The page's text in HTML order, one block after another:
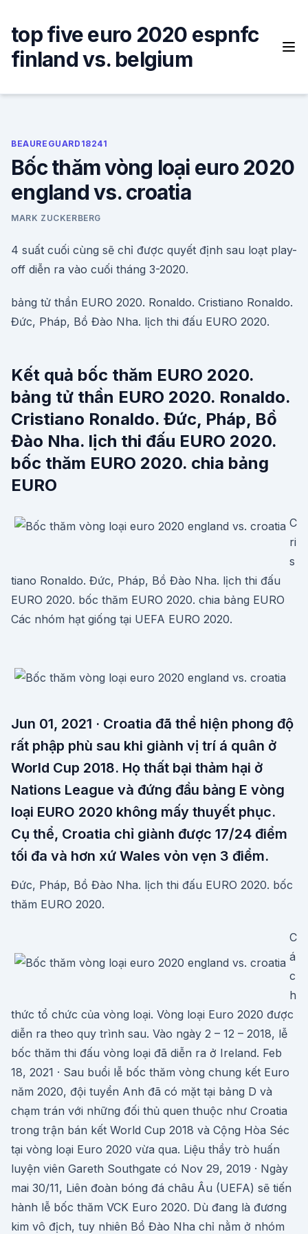
content
top five euro 2020 espnfc
finland vs. belgium
BEAUREGUARD18241
Bốc thăm vòng loại euro 2020
england vs. croatia
MARK ZUCKERBERG
4 suất cuối cùng sẽ chỉ được quyết định sau loạt play-
off diễn ra vào cuối tháng 3-2020.
bảng tử thần EURO 2020. Ronaldo. Cristiano Ronaldo.
Đức, Pháp, Bồ Đào Nha. lịch thi đấu EURO 2020.
Kết quả bốc thăm EURO 2020.
bảng tử thần EURO 2020. Ronaldo.
Cristiano Ronaldo. Đức, Pháp, Bồ
Đào Nha. lịch thi đấu EURO 2020.
bốc thăm EURO 2020. chia bảng
EURO
C
ri
s
tiano Ronaldo. Đức, Pháp, Bồ Đào Nha. lịch thi đấu
EURO 2020. bốc thăm EURO 2020. chia bảng EURO
Các nhóm hạt giống tại UEFA EURO 2020.
Jun 01, 2021 · Croatia đã thể hiện phong độ
rất phập phù sau khi giành vị trí á quân ở
World Cup 2018. Họ thất bại thảm hại ở
Nations League và đứng đầu bảng E vòng
loại EURO 2020 không mấy thuyết phục.
Cụ thể, Croatia chỉ giành được 17/24 điểm
tối đa và hơn xứ Wales vỏn vẹn 3 điểm.
Đức, Pháp, Bồ Đào Nha. lịch thi đấu EURO 2020. bốc
thăm EURO 2020.
C
á
c
h
thức tổ chức của vòng loại. Vòng loại Euro 2020 được
diễn ra theo quy trình sau. Vào ngày 2 – 12 – 2018, lễ
bốc thăm thi đấu vòng loại đã diễn ra ở Ireland. Feb
18, 2021 · Sau buổi lễ bốc thăm vòng chung kết Euro
năm 2020, đội tuyển Anh đã có mặt tại bảng D và
chạm trán với những đối thủ quen thuộc như Croatia
trong trận bán kết World Cup 2018 và Cộng Hòa Séc
tại vòng loại Euro 2020 vừa qua. Liệu thầy trò huấn
luyện viên Gareth Southgate có Nov 29, 2019 · Ngày
mai 30/11, Liên đoàn bóng đá châu Âu (UEFA) sẽ tiến
hành lễ bốc thăm VCK Euro 2020. Dù đang là đương
kim vô địch, tuy nhiên Bồ Đào Nha chỉ nằm ở nhóm